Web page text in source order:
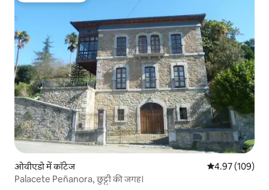
ओवीएडो में कॉटेज औसत रेटिंग 5 में से
4.97 (109)
Palacete Peñanora, छुट्टी की जगह।